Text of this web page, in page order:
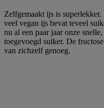
Zelfgemaakt ijs is
veel vegan ijs bevat teveel
nu al een paar jaar onze
toegevoegd suiker. De
van zichzelf genoeg.